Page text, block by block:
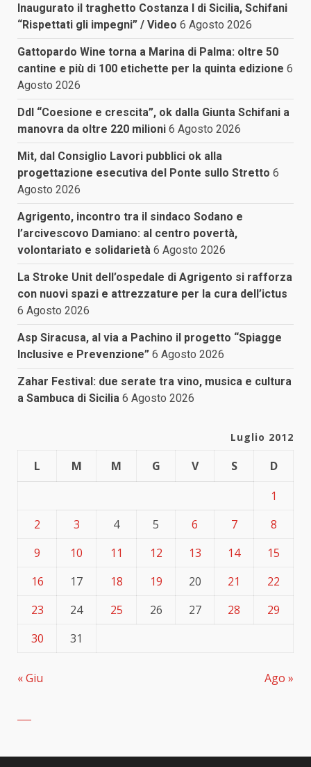
Inaugurato il traghetto Costanza I di Sicilia, Schifani
“Rispettati gli impegni” / Video 6 Agosto 2026
Gattopardo Wine torna a Marina di Palma: oltre 50
cantine e più di 100 etichette per la quinta edizione 6
Agosto 2026
Ddl “Coesione e crescita”, ok dalla Giunta Schifani a
manovra da oltre 220 milioni 6 Agosto 2026
Mit, dal Consiglio Lavori pubblici ok alla
progettazione esecutiva del Ponte sullo Stretto 6
Agosto 2026
Agrigento, incontro tra il sindaco Sodano e
l’arcivescovo Damiano: al centro povertà,
volontariato e solidarietà 6 Agosto 2026
La Stroke Unit dell’ospedale di Agrigento si rafforza
con nuovi spazi e attrezzature per la cura dell’ictus
6 Agosto 2026
Asp Siracusa, al via a Pachino il progetto “Spiagge
Inclusive e Prevenzione” 6 Agosto 2026
Zahar Festival: due serate tra vino, musica e cultura
a Sambuca di Sicilia 6 Agosto 2026
Luglio 2012
L M M G V S
D
1
2
3 4 5 6 7
8
9
10 11 12 13 14
15
16
17 18 19 20 21
22
23
24 25 26 27 28
29
30
31
« Giu Ago »